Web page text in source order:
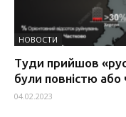
НОВОСТИ
Туди прийшов
були повністю або
04.02.2023